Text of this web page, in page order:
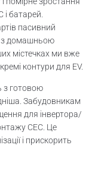
батарей.
пасивний
з домашньою
містечках ми вже
контури для EV.
з готовою
Забудовникам
для інвертора/
СЕС. Це
і прискорить